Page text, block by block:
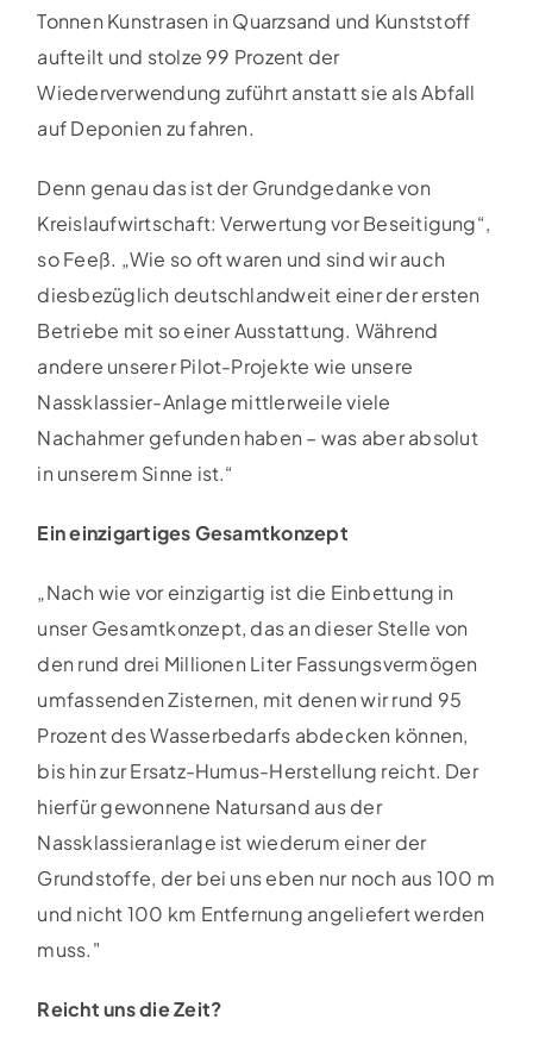
Tonnen Kunstrasen in Quarzsand und Kunststoff
aufteilt und stolze 99 Prozent der
Wiederverwendung zuführt anstatt sie als Abfall
auf Deponien zu fahren.
Denn genau das ist der Grundgedanke von
Kreislaufwirtschaft: Verwertung vor Beseitigung“,
so Feeß. „Wie so oft waren und sind wir auch
diesbezüglich deutschlandweit einer der ersten
Betriebe mit so einer Ausstattung. Während
andere unserer Pilot-Projekte wie unsere
Nassklassier-Anlage mittlerweile viele
Nachahmer gefunden haben – was aber absolut
in unserem Sinne ist.“
Ein einzigartiges Gesamtkonzept
„Nach wie vor einzigartig ist die Einbettung in
unser Gesamtkonzept, das an dieser Stelle von
den rund drei Millionen Liter Fassungsvermögen
umfassenden Zisternen, mit denen wir rund 95
Prozent des Wasserbedarfs abdecken können,
bis hin zur Ersatz-Humus-Herstellung reicht. Der
hierfür gewonnene Natursand aus der
Nassklassieranlage ist wiederum einer der
Grundstoffe, der bei uns eben nur noch aus 100 m
und nicht 100 km Entfernung angeliefert werden
muss."
Reicht uns die Zeit?